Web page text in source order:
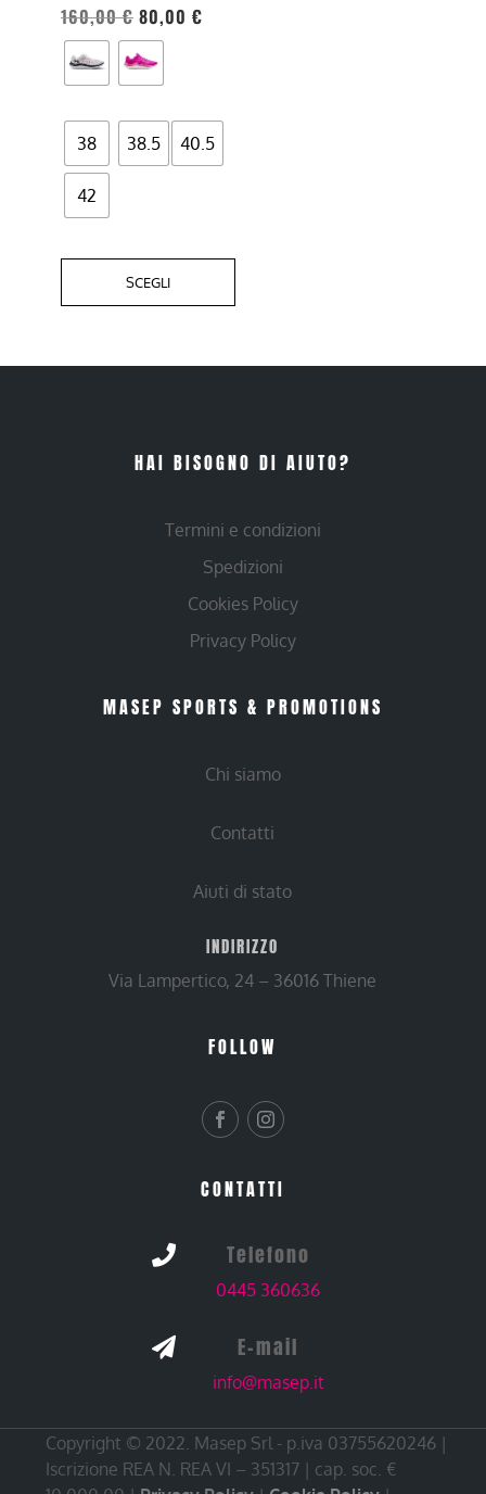
160,00€ 80,00 €
38 38.5 40.5
42
SCEGLI
essere
scelte
nella
del
prodotto
HAI BISOGNO DI AIUTO?
Termini e condizioni
Spedizioni
Cookies Policy
Privacy Policy
MASEP SPORTS & PROMOTIONS
Chi siamo
Contatti
Aiuti di stato
INDIRIZZO
Via Lampertico, 24 – 36016 Thiene
FOLLOW
CONTATTI
 Telefono
0445 360636
 E-mail
info@masep.it
Copyright © 2022. Masep Srl - p.iva 03755620246 |
Iscrizione REA N. REA VI – 351317 | cap. soc. €